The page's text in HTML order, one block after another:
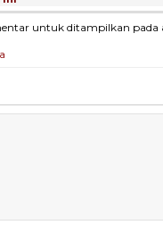
untuk ditampilkan pada